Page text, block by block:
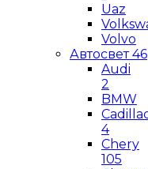
Uaz
Volvo
Автосвет46
Audi
2
BMW
4
Chery
105